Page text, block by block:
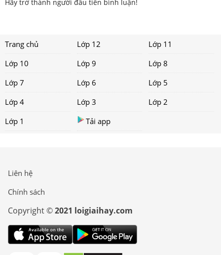
Hãy trở thành người đầu tiên bình luận!
Trang chủ Lớp 12
Lớp 11
Lớp 10
Lớp 9
Lớp 8
Lớp 7
Lớp 6
Lớp 5
Lớp 4
Lớp 3
Lớp 2
Lớp 1
Tải app
Liên hệ
Chính sách
Copyright ©2021 loigiaihay.com